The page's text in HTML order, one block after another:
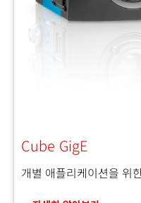
Cube GigE
개별 애플리케이션을 위